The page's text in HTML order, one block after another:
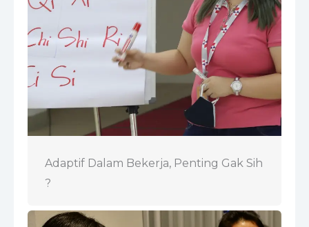
Adaptif Dalam Bekerja, Penting Gak Sih
?